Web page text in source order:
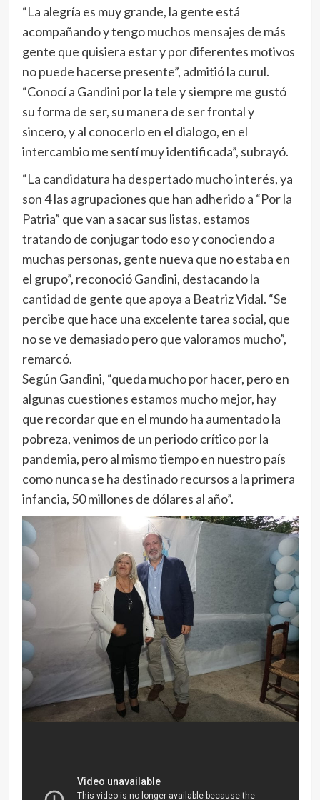
“La alegría es muy grande, la gente está
acompañando y tengo muchos mensajes de más
gente que quisiera estar y por diferentes motivos
no puede hacerse presente”, admitió la curul.
“Conocí a Gandini por la tele y siempre me gustó
su forma de ser, su manera de ser frontal y
sincero, y al conocerlo en el dialogo, en el
intercambio me sentí muy identificada”, subrayó.
“La candidatura ha despertado mucho interés, ya
son 4 las agrupaciones que han adherido a “Por la
Patria” que van a sacar sus listas, estamos
tratando de conjugar todo eso y conociendo a
muchas personas, gente nueva que no estaba en
el grupo”, reconoció Gandini, destacando la
cantidad de gente que apoya a Beatriz Vidal. “Se
percibe que hace una excelente tarea social, que
no se ve demasiado pero que valoramos mucho”,
remarcó.
Según Gandini, “queda mucho por hacer, pero en
algunas cuestiones estamos mucho mejor, hay
que recordar que en el mundo ha aumentado la
pobreza, venimos de un periodo crítico por la
pandemia, pero al mismo tiempo en nuestro país
como nunca se ha destinado recursos a la primera
infancia, 50 millones de dólares al año”.